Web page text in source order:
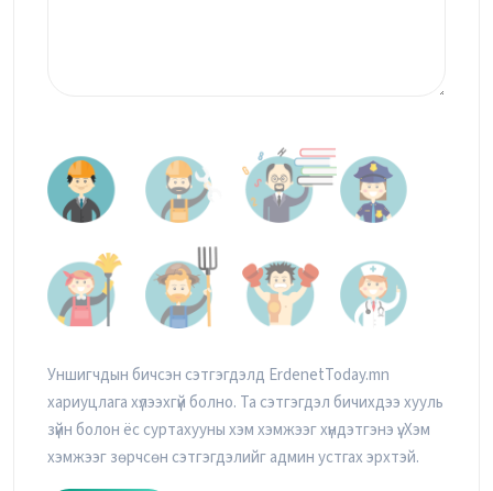
Уншигчдын бичсэн сэтгэгдэлд ErdenetToday.mn
хариуцлага хүлээхгүй болно. Та сэтгэгдэл бичихдээ хууль
зүйн болон ёс суртахууны хэм хэмжээг хүндэтгэнэ үү. Хэм
хэмжээг зөрчсөн сэтгэгдэлийг админ устгах эрхтэй.